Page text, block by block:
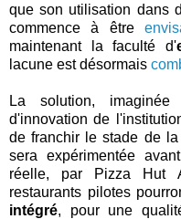
que son utilisation dans
commence à être
maintenant la faculté d'
lacune est désormais
La solution,
d'innovation de
de franchir le stade de
sera expérimentée
réelle, par Pizza Hut
restaurants pilotes
intégré, pour une